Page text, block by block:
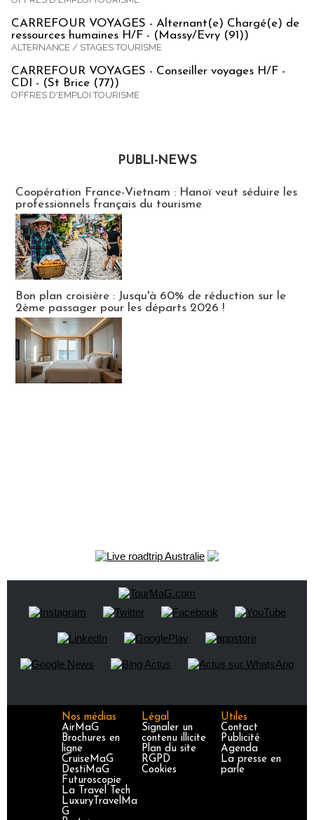
CARREFOUR VOYAGES - Alternant(e) Chargé(e) de
ressources humaines H/F - (Massy/Evry (91))
ALTERNANCE / STAGES TOURISME
CARREFOUR VOYAGES - Conseiller voyages H/F -
CDI - (St Brice (77))
OFFRES D'EMPLOI TOURISME
PUBLI-NEWS
Coopération France-Vietnam : Hanoï veut séduire les
professionnels français du tourisme
Bon plan croisière : Jusqu'à 60% de réduction sur le
2ème passager pour les départs 2026 !
Nos médias
AirMaG
Brochures en
ligne
CruiseMaG
DestiMaG
Futuroscopie
La Travel Tech
LuxuryTravelMa
G
Légal
Signaler un
contenu illicite
Plan du site
RGPD
Cookies
Utiles
Contact
Publicité
Agenda
La presse en
parle